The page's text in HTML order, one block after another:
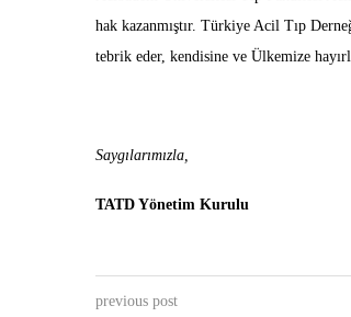
hak kazanmıştır. Türkiye Acil Tıp
tebrik eder, kendisine ve Ülkemize
Saygılarımızla,
TATD Yönetim Kurulu
previous post